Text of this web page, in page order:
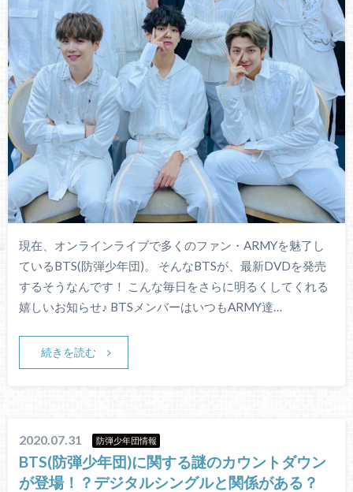
現在、オンラインライブで多くのファン・ARMYを魅了し
ているBTS(防弾少年団)。 そんなBTSが、最新DVDを発売
するそうなんです！ こんな毎日をさらに明るくしてくれる
嬉しいお知らせ♪ BTSメンバーはいつもARMY達…
続きを読む
2020.07.31 防弾少年団情報
BTS(防弾少年団)に関する謎のカウントダウン
が登場！？デジタルシングルと関係がある？